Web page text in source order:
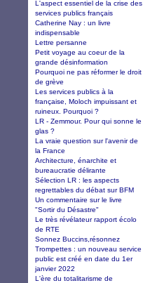
L'aspect essentiel de la crise des
services publics français
Catherine Nay : un livre
indispensable
Lettre persanne
Petit voyage au coeur de la
grande désinformation
Pourquoi ne pas réformer le droit
de grève
Les services publics à la
française, Moloch impuissant et
ruineux. Pourquoi ?
LR - Zemmour. Pour qui sonne le
glas ?
La vraie question sur l'avenir de
la France
Architecture, énarchite et
bureaucratie délirante
Sélection LR : les aspects
regrettables du débat sur BFM
Un commentaire sur le livre
"Sortir du Désastre"
Le très révélateur rapport écolo
de RTE
Sonnez Buccins,résonnez
Trompettes : un nouveau service
public est créé en date du 1er
janvier 2022
L'ère du totalitarisme de